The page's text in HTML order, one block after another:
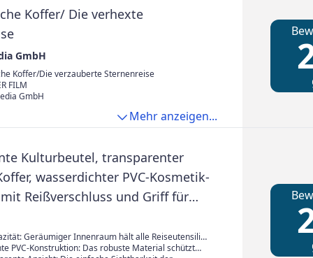
Koffer/ Die verhexte
GmbH
Koffer/Die verzauberte Sternenreise
FILM
GmbH
Mehr anzeigen...
Kulturbeutel, transparenter
wasserdichter PVC-Kosmetik-
Reißverschluss und Griff für
Kosmetiktasche (schwarz [23
Geräumiger Innenraum hält alle Reiseutensilien
Kulturbeutel für schnelles Reisen
PVC-Konstruktion: Das robuste Material schützt